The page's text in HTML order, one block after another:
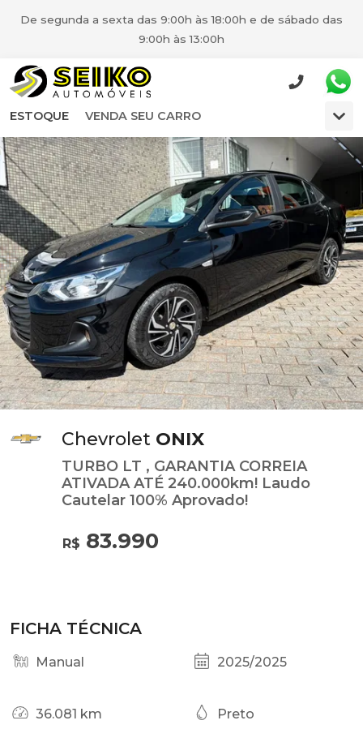
De segunda a sexta das 9:00h às 18:00h e de sábado das
9:00h às 13:00h
ESTOQUE VENDA SEU CARRO
Anterior
Chevrolet ONIX
TURBO LT , GARANTIA CORREIA
ATIVADA ATÉ 240.000km! Laudo
Cautelar 100% Aprovado!
R$ 83.990
FICHA TÉCNICA
Manual 2025/2025
36.081 km Preto